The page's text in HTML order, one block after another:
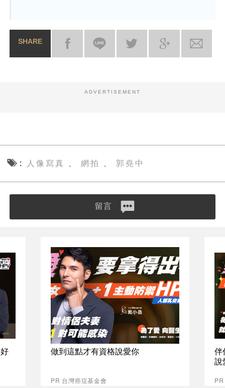
SHARE
ADVERTISEMENT
人像寫真 、 網拍 、 郭堯中
留言
做到這點才有資格說愛你
PR 台灣癌症基金會
伴
說